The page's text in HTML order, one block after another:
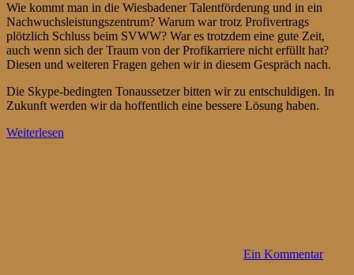
Wie kommt man in die Wiesbadener Talentförderung und in ein
Nachwuchsleistungszentrum? Warum war trotz Profivertrags
plötzlich Schluss beim SVWW? War es trotzdem eine gute Zeit,
auch wenn sich der Traum von der Profikarriere nicht erfüllt hat?
Diesen und weiteren Fragen gehen wir in diesem Gespräch nach.
Die Skype-bedingten Tonaussetzer bitten wir zu entschuldigen. In
Zukunft werden wir da hoffentlich eine bessere Lösung haben.
Weiterlesen
Ein Kommentar